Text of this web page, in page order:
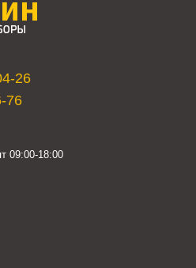
26
76
09:00-18:00